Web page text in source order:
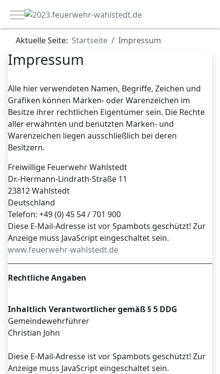
Mobile Menu Toggle
Aktuelle Seite: Startseite Impressum
Impressum
Alle hier verwendeten Namen, Begriffe, Zeichen und
Grafiken können Marken- oder Warenzeichen im
Besitze ihrer rechtlichen Eigentümer sein. Die Rechte
aller erwähnten und benutzten Marken- und
Warenzeichen liegen ausschließlich bei deren
Besitzern.
Freiwillige Feuerwehr Wahlstedt
Dr.-Hermann-Lindrath-Straße 11
23812 Wahlstedt
Deutschland
Telefon: +49 (0) 45 54 / 701 900
Diese E-Mail-Adresse ist vor Spambots geschützt! Zur
Anzeige muss JavaScript eingeschaltet sein.
www.feuerwehr-wahlstedt.de
Rechtliche Angaben
Inhaltlich Verantwortlicher gemäß § 5 DDG
Gemeindewehrführer
Christian John
Diese E-Mail-Adresse ist vor Spambots geschützt! Zur
Anzeige muss JavaScript eingeschaltet sein.